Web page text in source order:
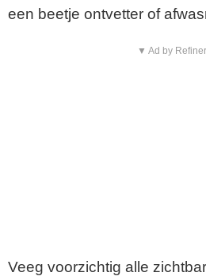
een beetje ontvetter of
▼ Ad by
Veeg voorzichtig alle